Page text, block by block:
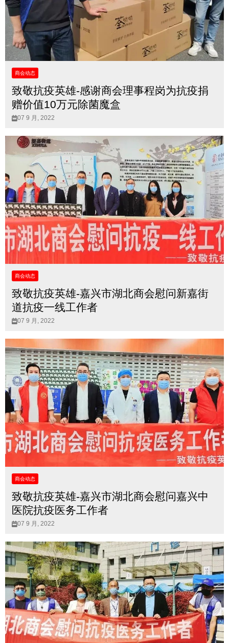
商会动态
致敬抗疫英雄-感谢商会理事程岗为抗疫捐
赠价值10万元除菌魔盒
07 9 月, 2022
商会动态
致敬抗疫英雄-嘉兴市湖北商会慰问新嘉街
道抗疫一线工作者
07 9 月, 2022
商会动态
致敬抗疫英雄-嘉兴市湖北商会慰问嘉兴中
医院抗疫医务工作者
07 9 月, 2022